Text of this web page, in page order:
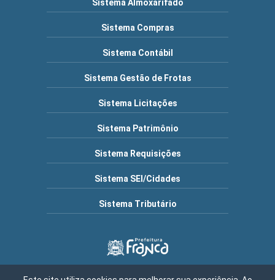
Sistema Almoxarifado
Sistema Compras
Sistema Contábil
Sistema Gestão de Frotas
Sistema Licitações
Sistema Patrimônio
Sistema Requisições
Sistema SEI/Cidades
Sistema Tributário